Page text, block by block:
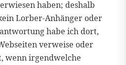
haben; deshalb
Lorber-Anhänger oder
habe ich dort,
verweise oder
wenn irgendwelche